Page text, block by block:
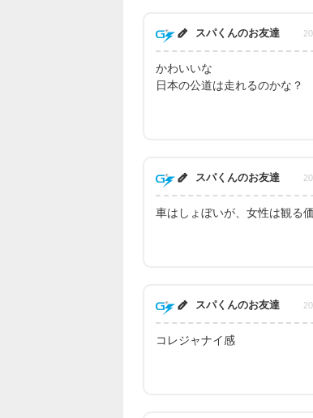
スパくんのお友達
かわいいな
日本の公道は走れるのかな？
スパくんのお友達
車はしょぼいが、女性は観る
スパくんのお友達
コレジャナイ感